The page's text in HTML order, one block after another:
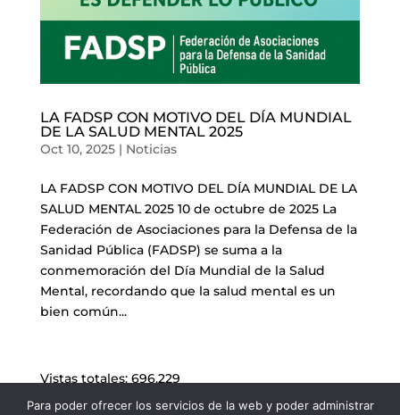
LA FADSP CON MOTIVO DEL DÍA MUNDIAL
DE LA SALUD MENTAL 2025
Oct 10, 2025| Noticias
LA FADSP CON MOTIVO DEL DÍA MUNDIAL DE LA
SALUD MENTAL 2025 10 de octubre de 2025 La
Federación de Asociaciones para la Defensa de la
Sanidad Pública (FADSP) se suma a la
conmemoración del Día Mundial de la Salud
Mental, recordando que la salud mental es un
bien común...
Vistas totales: 696.229
Para poder ofrecer los servicios de la web y poder administrar